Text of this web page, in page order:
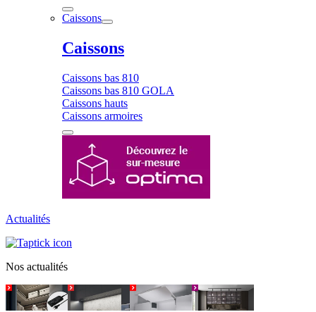
Caissons
Caissons
Caissons bas 810
Caissons bas 810 GOLA
Caissons hauts
Caissons armoires
Actualités
Nos actualités